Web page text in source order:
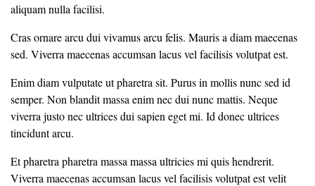
aliquam nulla facilisi.
Cras ornare arcu dui vivamus arcu felis. Mauris a diam maecenas
sed. Viverra maecenas accumsan lacus vel facilisis volutpat est.
Enim diam vulputate ut pharetra sit. Purus in mollis nunc sed id
semper. Non blandit massa enim nec dui nunc mattis. Neque
viverra justo nec ultrices dui sapien eget mi. Id donec ultrices
tincidunt arcu.
Et pharetra pharetra massa massa ultricies mi quis hendrerit.
Viverra maecenas accumsan lacus vel facilisis volutpat est velit